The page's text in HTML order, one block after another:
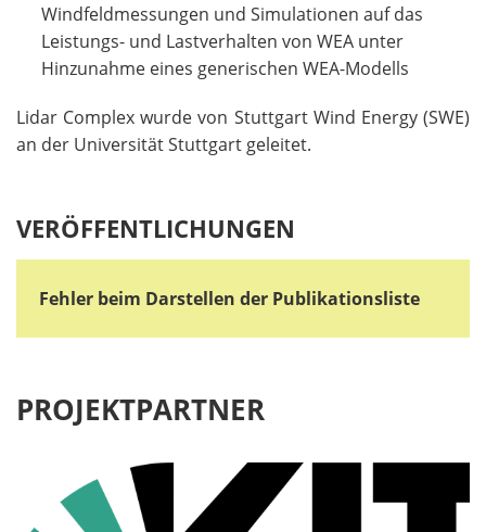
Windfeldmessungen und Simulationen auf das
Leistungs- und Lastverhalten von WEA unter
Hinzunahme eines generischen WEA-Modells
Lidar Complex wurde von Stuttgart Wind Energy (SWE)
an der Universität Stuttgart geleitet.
VERÖFFENTLICHUNGEN
Fehler beim Darstellen der Publikationsliste
PROJEKTPARTNER